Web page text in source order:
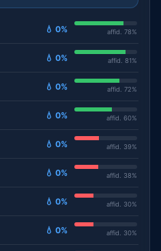
💧 0% affid. 78%
💧 0% affid. 81%
💧 0% affid. 72%
💧 0% affid. 60%
💧 0% affid. 39%
💧 0% affid. 38%
💧 0% affid. 30%
💧 0% affid. 30%